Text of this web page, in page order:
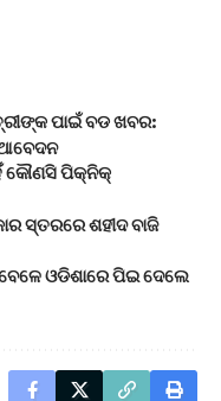
ପାଇଁ ବଡ ଖବର:
କୌଣସି ପିକ୍‌ନିକ୍‌
ସ୍ତରରେ ଶହୀଦ ବାଜି
ଓଡିଶାରେ ପିଇ ଦେଲେ